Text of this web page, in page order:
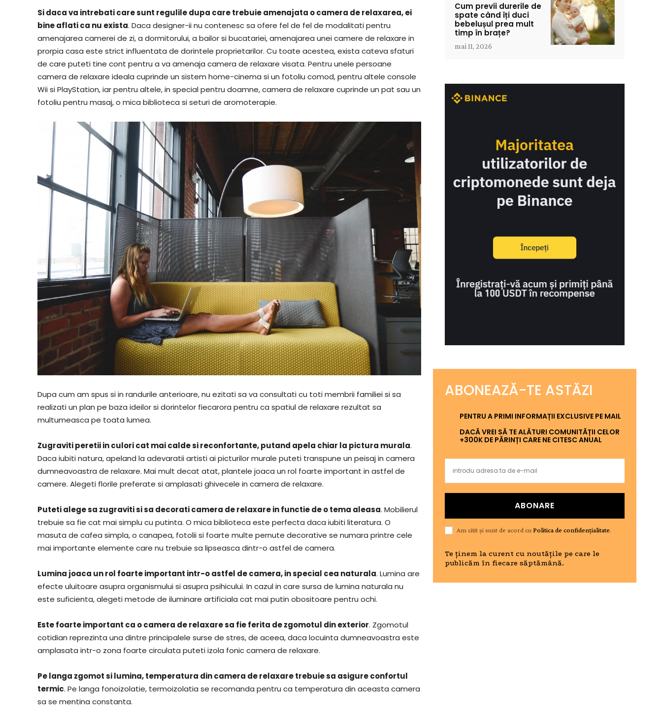
Si daca va intrebati care sunt regulile dupa care trebuie amenajata o camera de relaxarea, ei
bine aflati ca nu exista. Daca designer-ii nu contenesc sa ofere fel de fel de modalitati pentru
amenajarea camerei de zi, a dormitorului, a bailor si bucatariei, amenajarea unei camere de relaxare in
prorpia casa este strict influentata de dorintele proprietarilor. Cu toate acestea, exista cateva sfaturi
de care puteti tine cont pentru a va amenaja camera de relaxare visata. Pentru unele persoane
camera de relaxare ideala cuprinde un sistem home-cinema si un fotoliu comod, pentru altele console
Wii si PlayStation, iar pentru altele, in special pentru doamne, camera de relaxare cuprinde un pat sau un
fotoliu pentru masaj, o mica biblioteca si seturi de aromoterapie.
Dupa cum am spus si in randurile anterioare, nu ezitati sa va consultati cu toti membrii familiei si sa
realizati un plan pe baza ideilor si dorintelor fiecarora pentru ca spatiul de relaxare rezultat sa
multumeasca pe toata lumea.
Zugraviti peretii in culori cat mai calde si reconfortante, putand apela chiar la pictura murala.
Daca iubiti natura, apeland la adevaratii artisti ai picturilor murale puteti transpune un peisaj in camera
dumneavoastra de relaxare. Mai mult decat atat, plantele joaca un rol foarte important in astfel de
camere. Alegeti florile preferate si amplasati ghivecele in camera de relaxare.
Puteti alege sa zugraviti si sa decorati camera de relaxare in functie de o tema aleasa. Mobilierul
trebuie sa fie cat mai simplu cu putinta. O mica biblioteca este perfecta daca iubiti literatura. O
masuta de cafea simpla, o canapea, fotolii si foarte multe pernute decorative se numara printre cele
mai importante elemente care nu trebuie sa lipseasca dintr-o astfel de camera.
Lumina joaca un rol foarte important intr-o astfel de camera, in special cea naturala. Lumina are
efecte uluitoare asupra organismului si asupra psihicului. In cazul in care sursa de lumina naturala nu
este suficienta, alegeti metode de iluminare artificiala cat mai putin obositoare pentru ochi.
Este foarte important ca o camera de relaxare sa fie ferita de zgomotul din exterior. Zgomotul
cotidian reprezinta una dintre principalele surse de stres, de aceea, daca locuinta dumneavoastra este
amplasata intr-o zona foarte circulata puteti izola fonic camera de relaxare.
Pe langa zgomot si lumina, temperatura din camera de relaxare trebuie sa asigure confortul
termic. Pe langa fonoizolatie, termoizolatia se recomanda pentru ca temperatura din aceasta camera
sa se mentina constanta.
Cum previi durerile de
spate când îți duci
bebelușul prea mult
timp în brațe?
mai 11, 2026
ABONEAZĂ-TE ASTĂZI
PENTRU A PRIMI INFORMAȚII EXCLUSIVE PE MAIL
DACĂ VREI SĂ TE ALĂTURI COMUNITĂȚII CELOR
+300K DE PĂRINȚI CARE NE CITESC ANUAL
ABONARE
Am citit și sunt de acord cuPolitica de confidențialitate.
Te ținem la curent cu noutățile pe care le
publicăm în fiecare săptămână.